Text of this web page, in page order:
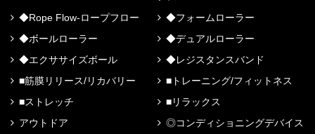
◆Rope Flow-ロープフロー
◆フォームローラー
◆ボールローラー
◆デュアルローラー
◆エクササイズボール
◆レジスタンスバンド
■筋膜リリース/リカバリー
■トレーニング/フィットネス
■ストレッチ
■リラックス
アウトドア
◎コンディショニングデバイス